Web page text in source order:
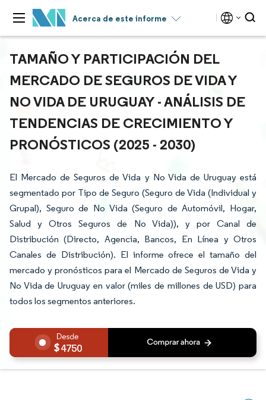
Acerca de este informe
TAMAÑO Y PARTICIPACIÓN DEL
MERCADO DE SEGUROS DE VIDA Y
NO VIDA DE URUGUAY - ANÁLISIS DE
TENDENCIAS DE CRECIMIENTO Y
PRONÓSTICOS (2025 - 2030)
El Mercado de Seguros de Vida y No Vida de Uruguay está
segmentado por Tipo de Seguro (Seguro de Vida (Individual y
Grupal), Seguro de No Vida (Seguro de Automóvil, Hogar,
Salud y Otros Seguros de No Vida)), y por Canal de
Distribución (Directo, Agencia, Bancos, En Línea y Otros
Canales de Distribución). El informe ofrece el tamaño del
mercado y pronósticos para el Mercado de Seguros de Vida y
No Vida de Uruguay en valor (miles de millones de USD) para
todos los segmentos anteriores.
4750